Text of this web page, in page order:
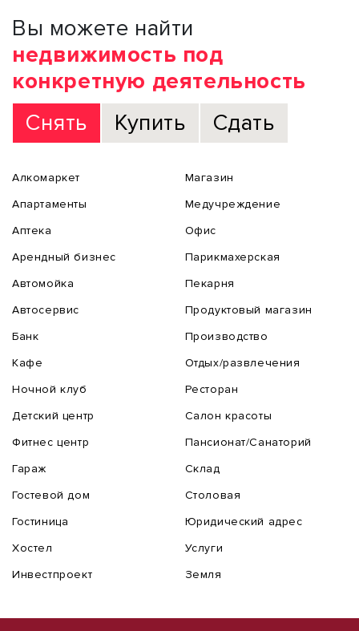
Вы можете найти
недвижимость под
конкретную деятельность
Снять
Купить Сдать
Алкомаркет
Апартаменты
Аптека
Арендный бизнес
Автомойка
Автосервис
Банк
Кафе
Ночной клуб
Детский центр
Фитнес центр
Гараж
Гостевой дом
Гостиница
Хостел
Инвестпроект
Магазин
Медучреждение
Офис
Парикмахерская
Пекарня
Продуктовый магазин
Производство
Отдых/развлечения
Ресторан
Салон красоты
Пансионат/Санаторий
Склад
Столовая
Юридический адрес
Услуги
Земля